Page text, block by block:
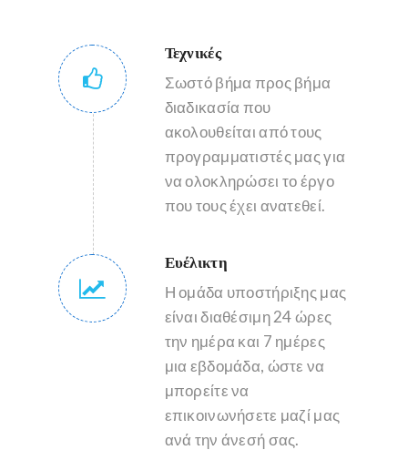
Τεχνικές
Σωστό βήμα προς βήμα
διαδικασία που
ακολουθείται από τους
προγραμματιστές μας για
να ολοκληρώσει το έργο
που τους έχει ανατεθεί.
Ευέλικτη
Η ομάδα υποστήριξης μας
είναι διαθέσιμη 24 ώρες
την ημέρα και 7 ημέρες
μια εβδομάδα, ώστε να
μπορείτε να
επικοινωνήσετε μαζί μας
ανά την άνεσή σας.